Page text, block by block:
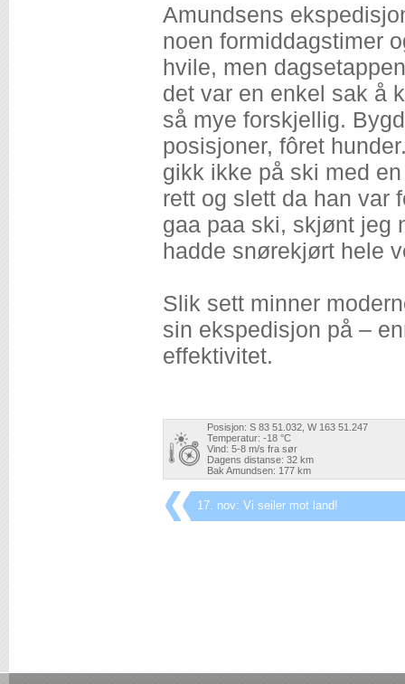
Amundsens
noen formiddagstimer
hvile, men
det var en enkel sak å
så mye forskjellig.
posisjoner, fôret
gikk ikke på ski med
rett og slett da han var
gaa paa ski, skjønt jeg
hadde snørekjørt hele
Slik sett minner
sin ekspedisjon på –
effektivitet.
Posisjon: S 83 51.032, W 163 51.247
Temperatur: -18 °C
Vind: 5-8 m/s fra sør
Dagens distanse: 32 km
Bak Amundsen: 177 km
17. nov: Vi seiler mot land!